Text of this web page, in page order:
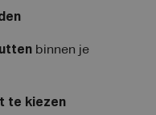
binnen je
te kiezen